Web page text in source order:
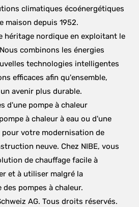
climatiques écoénergétiques
maison depuis 1952.
héritage nordique en exploitant le
combinons les énergies
technologies intelligentes
efficaces afin qu'ensemble,
avenir plus durable.
d'une pompe à chaleur
à chaleur à eau ou d'une
pour votre modernisation de
neuve. Chez NIBE, vous
de chauffage facile à
et à utiliser malgré la
pompes à chaleur.
AG. Tous droits réservés.